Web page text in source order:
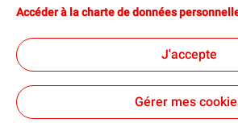
Accessibilité
Conditions Générales
paramètres de cookies en cliquant sur
vous acceptez le dépôt de l’ensemble
cas où vous cliquez sur « Je refuse »,
techniques nécessaires au bon
seront utilisés. Pour plus
Accéder à la charte de données
J'accepte
Gérer mes